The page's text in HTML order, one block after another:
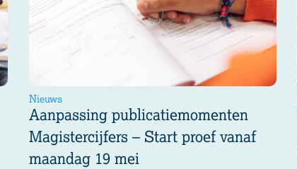
Nieuws
Aanpassing publicatiemomenten
Magistercijfers – Start proef vanaf
maandag 19 mei